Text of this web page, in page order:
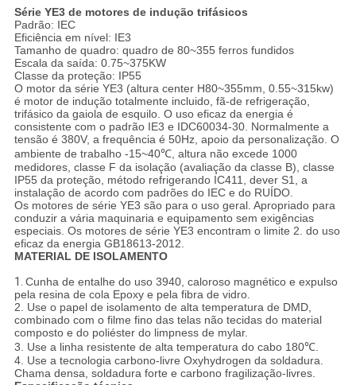
Série YE3 de motores de indução trifásicos
Padrão: IEC
Eficiência em nível: IE3
Tamanho de quadro: quadro de 80~355 ferros fundidos
Escala da saída: 0.75~375KW
Classe da proteção: IP55
O motor da série YE3 (altura center H80~355mm, 0.55~315kw)
é motor de indução totalmente incluido, fã-de refrigeração,
trifásico da gaiola de esquilo. O uso eficaz da energia é
consistente com o padrão IE3 e IDC60034-30. Normalmente a
tensão é 380V, a frequência é 50Hz, apoio da personalização. O
ambiente de trabalho -15~40℃, altura não excede 1000
medidores, classe F da isolação (avaliação da classe B), classe
IP55 da proteção, método refrigerando IC411, dever S1, a
instalação de acordo com padrões do IEC e do RUÍDO.
Os motores de série YE3 são para o uso geral. Apropriado para
conduzir a vária maquinaria e equipamento sem exigências
especiais. Os motores de série YE3 encontram o limite 2. do uso
eficaz da energia GB18613-2012.
MATERIAL DE ISOLAMENTO
1. Cunha de entalhe do uso 3940, caloroso magnético e expulso
pela resina de cola Epoxy e pela fibra de vidro.
2. Use o papel de isolamento de alta temperatura de DMD,
combinado com o filme fino das telas não tecidas do material
composto e do poliéster do limpness de mylar.
3. Use a linha resistente de alta temperatura do cabo 180℃.
4. Use a tecnologia carbono-livre Oxyhydrogen da soldadura.
Chama densa, soldadura forte e carbono fragilização-livres.